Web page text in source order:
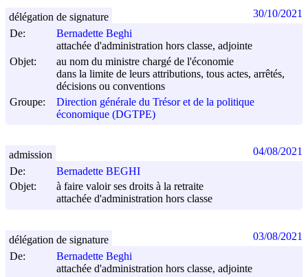
De:
Bernadette Beghi
attachée d'administration hors classe, adjointe
Objet:
au nom du ministre chargé de l'économie
dans la limite de leurs attributions, tous actes, arrêtés,
décisions ou conventions
Groupe:
Direction générale du Trésor et de la politique
économique (DGTPE)
délégation de signature 30/10/2021
De:
Bernadette BEGHI
Objet:
à faire valoir ses droits à la retraite
attachée d'administration hors classe
admission 04/08/2021
De:
Bernadette Beghi
attachée d'administration hors classe, adjointe
délégation de signature 03/08/2021